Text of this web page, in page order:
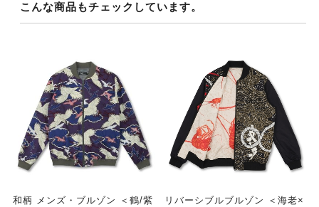
こんな商品もチェックしています。
和柄 メンズ・ブルゾン ＜鶴/紫
リバーシブルブルゾン ＜海老×